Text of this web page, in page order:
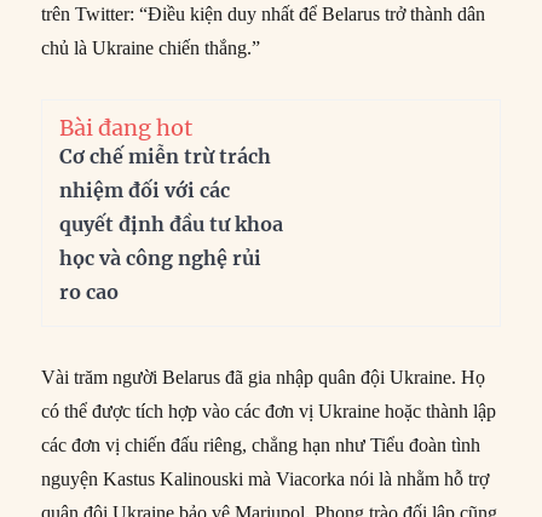
trên Twitter: “Điều kiện duy nhất để Belarus trở thành dân
chủ là Ukraine chiến thắng.”
Bài đang hot
Cơ chế miễn trừ trách
nhiệm đối với các
quyết định đầu tư khoa
học và công nghệ rủi
ro cao
Vài trăm người Belarus đã gia nhập quân đội Ukraine. Họ
có thể được tích hợp vào các đơn vị Ukraine hoặc thành lập
các đơn vị chiến đấu riêng, chẳng hạn như Tiểu đoàn tình
nguyện Kastus Kalinouski mà Viacorka nói là nhằm hỗ trợ
quân đội Ukraine bảo vệ Mariupol. Phong trào đối lập cũng